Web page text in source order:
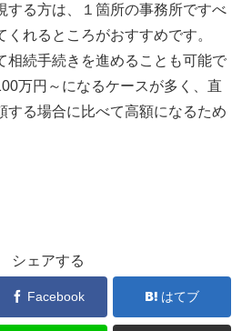
する方は、１箇所の事務所ですべ
れるところがおすすめです。
続手続きを進めることも可能で
万円～になるケースが多く、直
する場合に比べて高額になるため
シェアする
Facebook はてブ